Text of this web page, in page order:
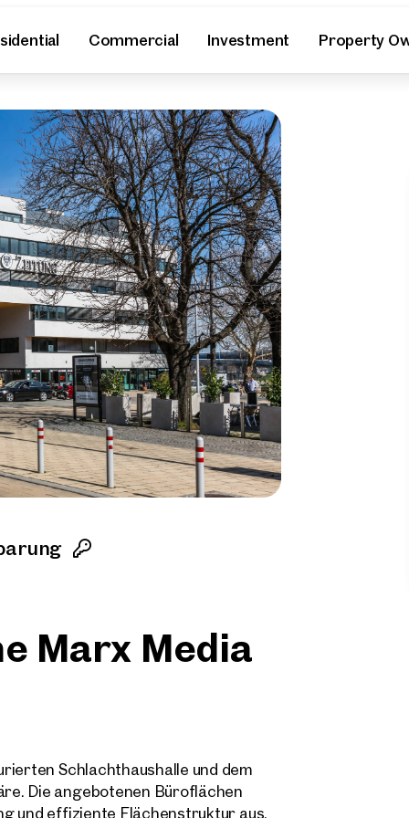
Commercial Investment Property
Marx Media
Schlachthaushalle und dem
Die angebotenen Büroflächen
und effiziente Flächenstruktur aus.